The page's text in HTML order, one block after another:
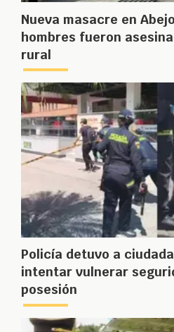
Nueva masacre en
hombres fueron
rural
Policía detuvo a
intentar vulnerar
posesión